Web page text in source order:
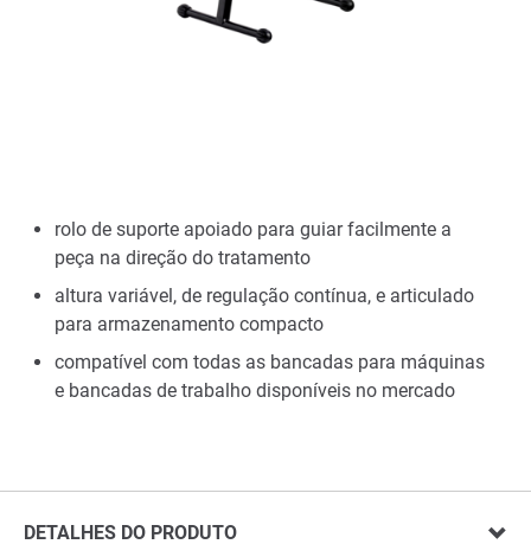
rolo de suporte apoiado para guiar facilmente a
peça na direção do tratamento
altura variável, de regulação contínua, e articulado
para armazenamento compacto
compatível com todas as bancadas para máquinas
e bancadas de trabalho disponíveis no mercado
DETALHES DO PRODUTO